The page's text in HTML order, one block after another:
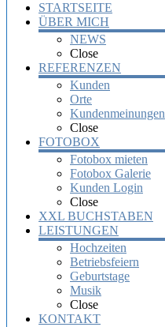
STARTSEITE
ÜBER MICH
NEWS
Close
REFERENZEN
Kunden
Orte
Kundenmeinungen
Close
FOTOBOX
Fotobox mieten
Fotobox Galerie
Kunden Login
Close
XXL BUCHSTABEN
LEISTUNGEN
Hochzeiten
Betriebsfeiern
Geburtstage
Musik
Close
KONTAKT